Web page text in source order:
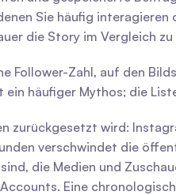
Sie häufig interagieren
die Story im Vergleich
Follower-Zahl, auf den
häufiger Mythos; die
zurückgesetzt wird:
verschwindet die
die Medien und
Eine